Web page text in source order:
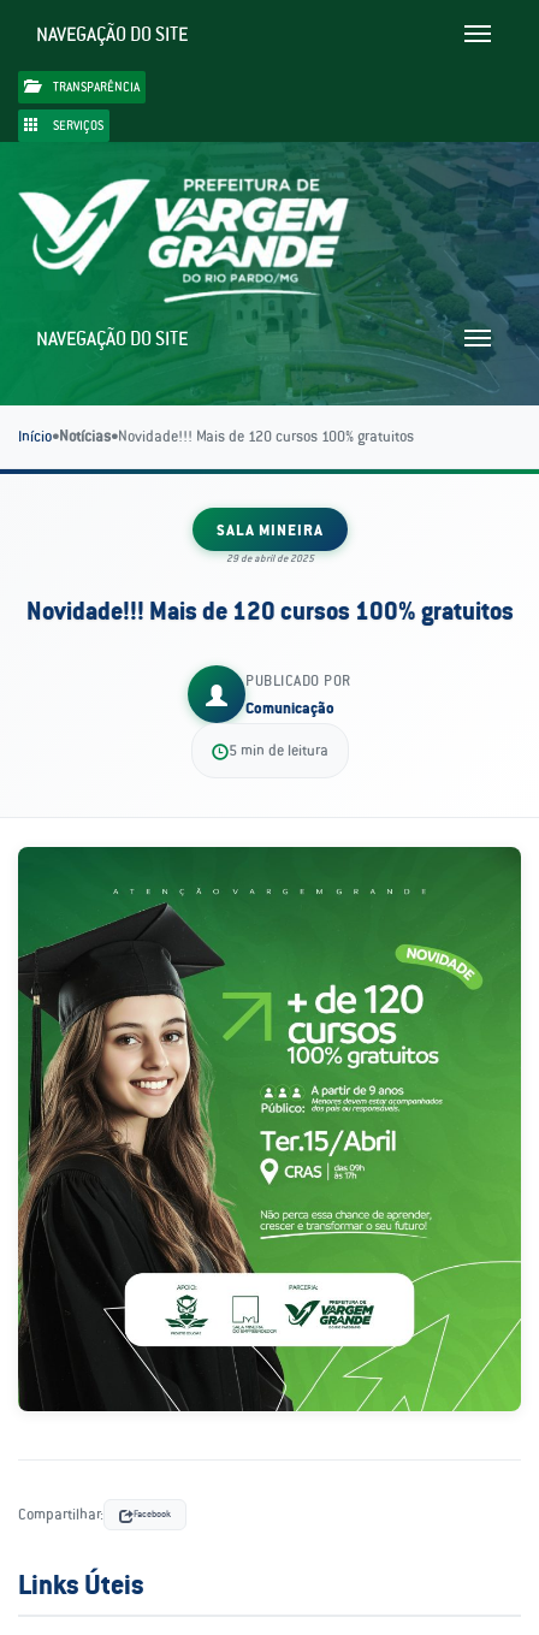
Toggle
NAVEGAÇÃO DO SITE
TRANSPARÊNCIA
SERVIÇOS
Toggle
NAVEGAÇÃO DO SITE
Início•Notícias•Novidade!!! Mais de 120 cursos 100% gratuitos
SALA MINEIRA
29 de abril de 2025
Novidade!!! Mais de 120 cursos 100% gratuitos
PUBLICADO POR
Comunicação
5 min de leitura
Compartilhar: Facebook
Links Úteis